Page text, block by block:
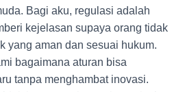
Bagi aku, regulasi adalah
kejelasan supaya orang tidak
yang aman dan sesuai hukum.
bagaimana aturan bisa
tanpa menghambat inovasi.